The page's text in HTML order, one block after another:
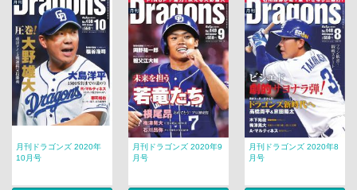
月刊ドラゴンズ 2020年
10月号
月刊ドラゴンズ 2020年9
月号
月刊ドラゴンズ 2020年8
月号